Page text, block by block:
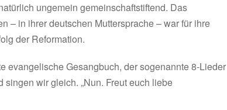
ungemein gemeinschaftstiftend. Das
– in ihrer deutschen Muttersprache – war für ihre
der Reformation.
evangelische Gesangbuch, der sogenannte 8-Lieder
wir gleich. „Nun. Freut euch liebe